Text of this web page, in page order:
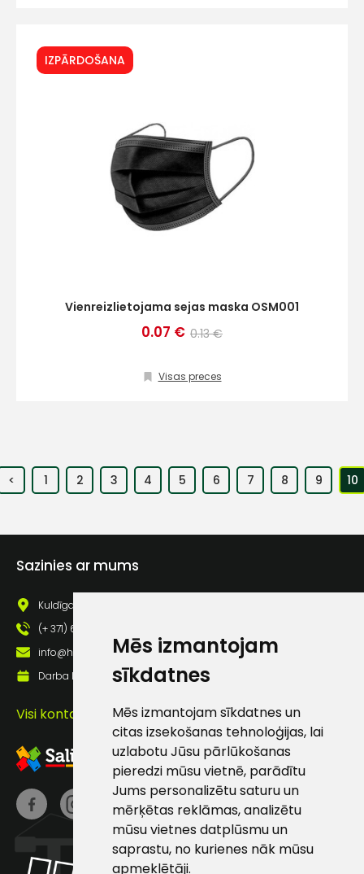
Mēs izmantojam
sīkdatnes
Mēs izmantojam sīkdatnes un
citas izsekošanas tehnoloģijas, lai
uzlabotu Jūsu pārlūkošanas
pieredzi mūsu vietnē, parādītu
Jums personalizētu saturu un
mērķētas reklāmas, analizētu
mūsu vietnes datplūsmu un
saprastu, no kurienes nāk mūsu
apmeklētāji.
IZPĀRDOŠANA
Vienreizlietojama sejas maska OSM001
0.07 € 0.13 €
Visas preces
< 1 2 3 4 5 6 7 8 9 10
Sazinies ar mums
Kuldīgas iela 69a, Saldus, Saldus nov., LV - 3801
(+ 371) 63 881 186
info@hards.lv
Darba laiks: Darbadienās: 8:00 - 17:00
Visi kontakti